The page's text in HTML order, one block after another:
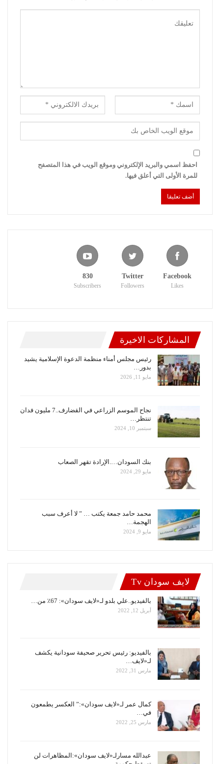
احفظ اسمي والبريد الإلكتروني وموقع الويب في هذا المتصفح
للمرة الأولى التي أعلق فيها.
Facebook
Likes
Twitter
Followers
830
Subscribers
المشاركات الاخيرة
رئيس مجلس أمناء منظمة الدعوة الإسلامية يشيد
بدور…
مايو 11, 2026
نجاح الموسم الزراعي في القضارف..7 مليون فدان
تنتظر…
سبتمبر 10, 2024
بنك السودان….الإرادة تقهر الصعاب
مايو 29, 2024
محمد حامد جمعة يكتب … ” لا أعرف سبب
الهجمة…
مايو 9, 2024
لايف سودان Tv
بالفيديو..علي بلدو لـ«لايف سودان»: 67٪ من…
أبريل 12, 2022
بالفيديو: رئيس تحرير صحيفة سودانية يكشف
لـ«لايف…
مارس 31, 2022
كمال عمر لـ«لايف سودان»:” العكسر يطمعون
في…
مارس 25, 2022
عبدالله مسارلـ«لايف سودان»:المظاهرات لن